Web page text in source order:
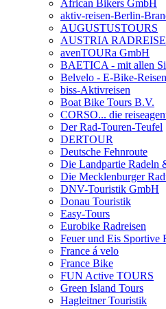
African Bikers GmbH
aktiv-reisen-Berlin-
AUGUSTUSTOURS
AUSTRIA
avenTOURa GmbH
BAETICA - mit allen
Belvelo - E-Bike-Reisen
biss-Aktivreisen
Boat Bike Tours B.V.
CORSO... die
Der Rad-Touren-Teufel
DERTOUR
Deutsche Fehnroute
Die Landpartie Radeln
Die Mecklenburger
DNV-Touristik GmbH
Donau Touristik
Easy-Tours
Eurobike Radreisen
Feuer und Eis Sportive
France á velo
France Bike
FUN Active TOURS
Green Island Tours
Hagleitner Touristik